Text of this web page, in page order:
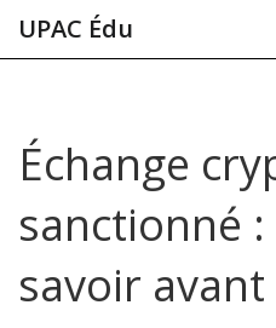
UPAC Édu
Échange
sanctionné
savoir